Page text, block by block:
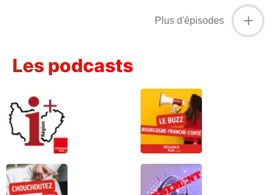
+
Plus d'épisodes
Les podcasts